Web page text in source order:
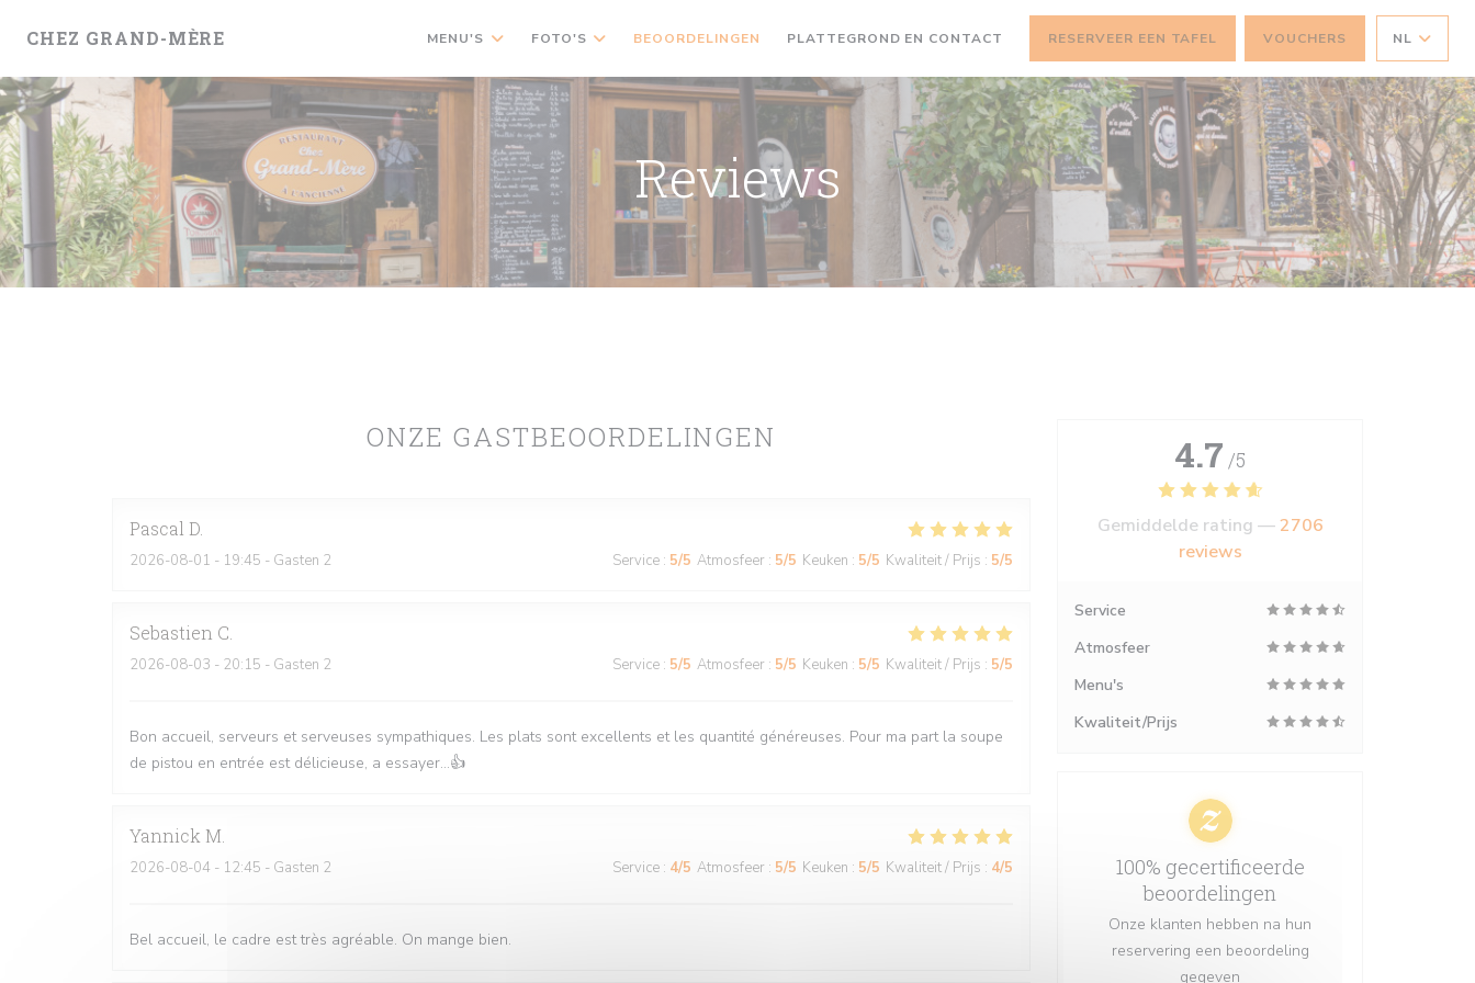
CHEZ GRAND-MÈRE MENU'S FOTO'S BEOORDELINGEN PLATTEGROND EN CONTACT RESERVEER EEN TAFEL VOUCHERS NL
Reviews
ONZE GASTBEOORDELINGEN
Pascal D
2026-08-01 - 19:45 - Gasten 2 Service : 5/5 Atmosfeer : 5/5 Keuken : 5/5 Kwaliteit / Prijs : 5/5
Sebastien C
2026-08-03 - 20:15 - Gasten 2 Service : 5/5 Atmosfeer : 5/5 Keuken : 5/5 Kwaliteit / Prijs : 5/5
Bon accueil, serveurs et serveuses sympathiques. Les plats sont excellents et les quantité généreuses. Pour ma part la soupe
de pistou en entrée est délicieuse, a essayer...👍
Yannick M
2026-08-04 - 12:45 - Gasten 2 Service : 4/5 Atmosfeer : 5/5 Keuken : 5/5 Kwaliteit / Prijs : 4/5
Bel accueil, le cadre est très agréable. On mange bien.
4.7 /5
Gemiddelde rating —2706
reviews
Service
Atmosfeer
Menu's
Kwaliteit/Prijs
100% gecertificeerde
beoordelingen
Onze klanten hebben na hun
reservering een beoordeling
gegeven